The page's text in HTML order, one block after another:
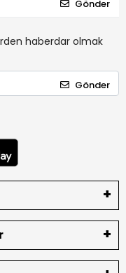
Gönder
haberdar olmak
Gönder